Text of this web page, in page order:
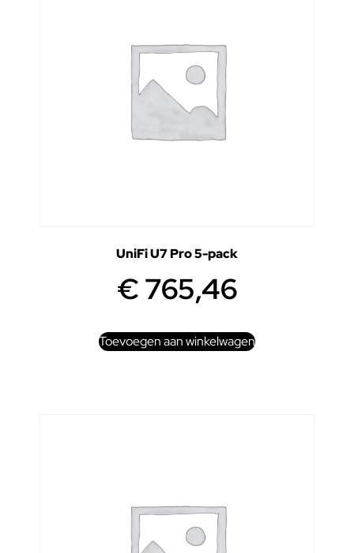
UniFi U7 Pro 5-pack
€765,46
Toevoegen aan winkelwagen